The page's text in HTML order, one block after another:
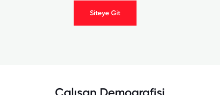
Siteye Git